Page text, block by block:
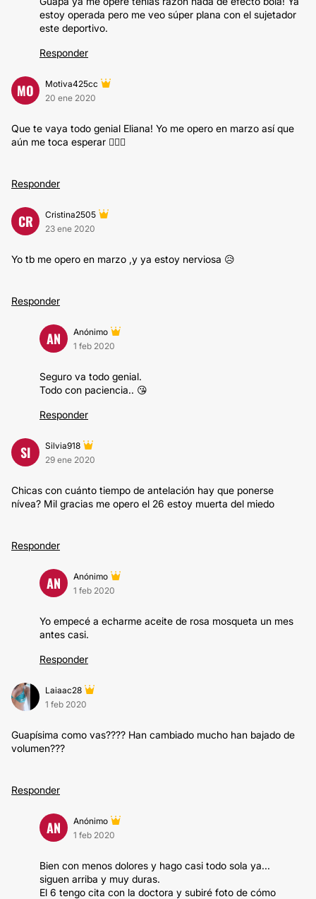
estoy operada pero me veo súper plana con el sujetador
este deportivo.
Responder
MO
Motiva425cc
20 ene 2020
Que te vaya todo genial Eliana! Yo me opero en marzo así que
aún me toca esperar 🤷🏽‍♀️
Responder
CR
Cristina2505
23 ene 2020
Yo tb me opero en marzo ,y ya estoy nerviosa 😥
Responder
AN
Anónimo
1 feb 2020
Seguro va todo genial.
Todo con paciencia.. 😘
Responder
SI
Silvia918
29 ene 2020
Chicas con cuánto tiempo de antelación hay que ponerse
nívea? Mil gracias me opero el 26 estoy muerta del miedo
Responder
AN
Anónimo
1 feb 2020
Yo empecé a echarme aceite de rosa mosqueta un mes
antes casi.
Responder
Laiaac28
1 feb 2020
Guapísima como vas???? Han cambiado mucho han bajado de
volumen???
Responder
AN
Anónimo
1 feb 2020
Bien con menos dolores y hago casi todo sola ya...
siguen arriba y muy duras.
El 6 tengo cita con la doctora y subiré foto de cómo